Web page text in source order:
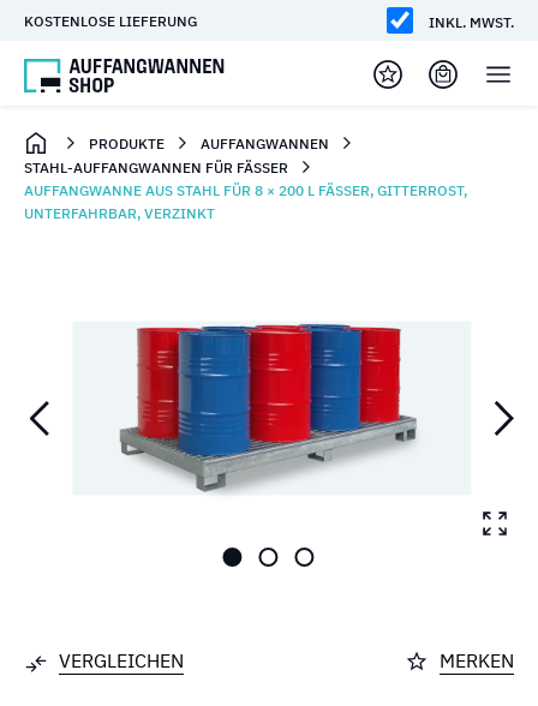
KOSTENLOSE LIEFERUNG INKL. MWST.
PRODUKTE
AUFFANGWANNEN
STAHL-AUFFANGWANNEN FÜR FÄSSER
AUFFANGWANNE AUS STAHL FÜR 8 × 200 L FÄSSER, GITTERROST,
UNTERFAHRBAR, VERZINKT
VERGLEICHEN MERKEN